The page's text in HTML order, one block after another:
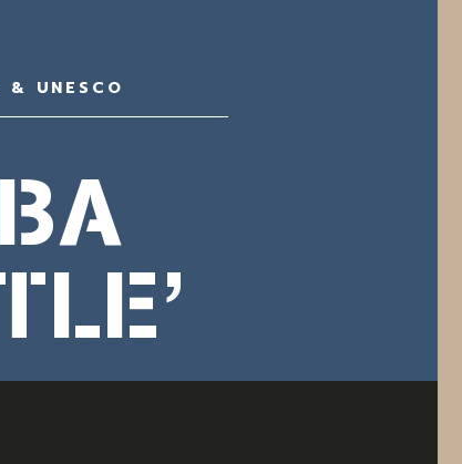
& UNESCO